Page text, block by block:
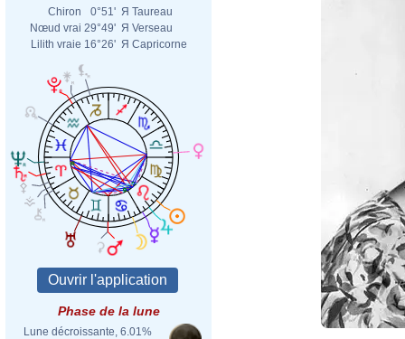
Chiron
0°51' Я Taureau
Nœud vrai 29°49' Я Verseau
Lilith vraie 16°26' Я Capricorne
Phase de la lune
Lune décroissante, 6.01%